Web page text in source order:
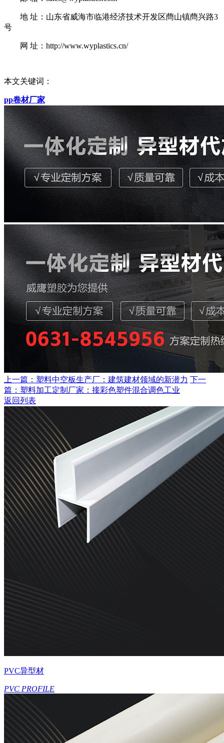
地 址：山东省威海市临港经济技术开发区蔄山镇蔄兴路3
号
网 址：http://www.wyplastics.cn/
本文关键词：
pp卷材厂家
上一篇：塑料中空板生产厂：建筑建材领域的新潜力 下一
篇：塑料加工定制厂家：接彩色塑件混合调色工业
返回列表
PVC异型材
PVC PROFILE